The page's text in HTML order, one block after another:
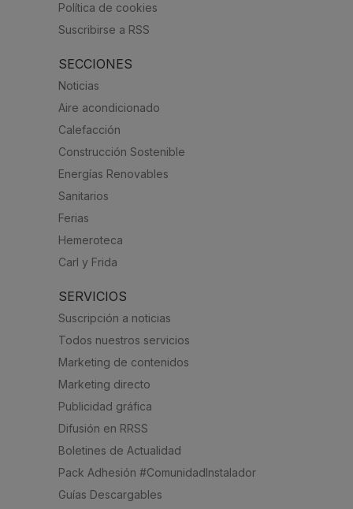
Política de cookies
Suscribirse a RSS
SECCIONES
Noticias
Aire acondicionado
Calefacción
Construcción Sostenible
Energías Renovables
Sanitarios
Ferias
Hemeroteca
Carl y Frida
SERVICIOS
Suscripción a noticias
Todos nuestros servicios
Marketing de contenidos
Marketing directo
Publicidad gráfica
Difusión en RRSS
Boletines de Actualidad
Pack Adhesión #ComunidadInstalador
Guías Descargables